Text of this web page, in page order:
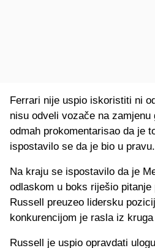
Ferrari nije uspio iskoristiti ni
nisu odveli vozače na zamjenu
odmah prokomentarisao da je
ispostavilo se da je bio u pravu.
Na kraju se ispostavilo da je
odlaskom u boks riješio
Russell preuzeo lidersku
konkurencijom je rasla iz
Russell je uspio opravdati